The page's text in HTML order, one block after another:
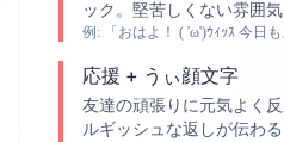
ック。堅苦しくない雰囲
例: 「おはよ！ ( 'ω')ｳｨｯｽ 今日も
応援 + うぃ顔文字
友達の頑張りに元気よく
ルギッシュな返しが伝わる